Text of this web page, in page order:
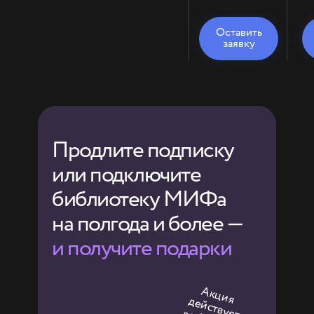
Оставить
заявку
Продлите подписку
или подключите
библиотеку МИФа
на полгода и более —
и получите подарки
А
к
ц
и
я
е
й
с
тв
у
о
3
1 и
ю
л